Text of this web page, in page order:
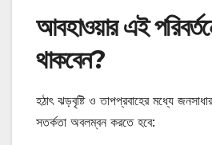
আবহাওয়ার এই
থাকবেন?
হঠাৎ ঝড়বৃষ্টি ও তাপপ্রবাহের মধ্যে
সতর্কতা অবলম্বন করতে হবে: